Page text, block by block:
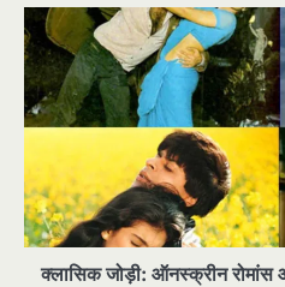
क्लासिक जोड़ी: ऑनस्क्रीन